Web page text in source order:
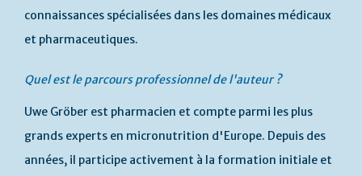
connaissances spécialisées dans les domaines médicaux
et pharmaceutiques.
Quel est le parcours professionnel de l'auteur ?
Uwe Gröber est pharmacien et compte parmi les plus
grands experts en micronutrition d'Europe. Depuis des
années, il participe activement à la formation initiale et